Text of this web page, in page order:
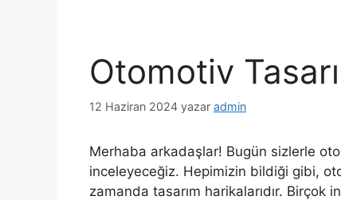
Otomotiv
12 Haziran 2024 yazar admin
Merhaba arkadaşlar! Bugün sizlerle
inceleyeceğiz. Hepimizin bildiği gibi,
zamanda tasarım harikalarıdır. Birçok